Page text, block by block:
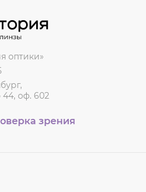
оптики»
44, оф. 602
зрения